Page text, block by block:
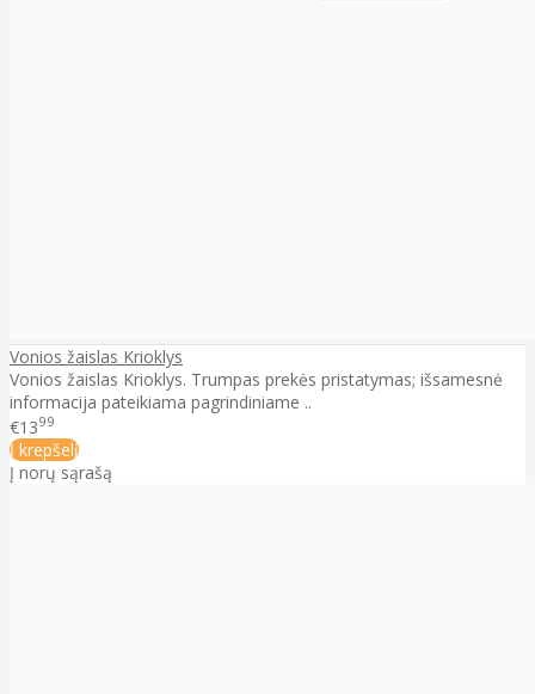
Vonios žaislas Krioklys
Vonios žaislas Krioklys. Trumpas prekės pristatymas; išsamesnė
informacija pateikiama pagrindiniame ..
€1399
Į krepšelį
Į norų sąrašą